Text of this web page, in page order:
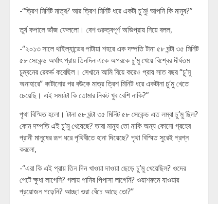
-“ত্রিশ মিনিট মাত্র? আর ত্রিশ মিনিট ধরে একটা চু’মু! আপনি কি মানুষ?”
তুর্য কপালে ভাঁজ ফেললো। বেশ গুরুত্বপূর্ণ অভিপ্রায় নিয়ে বলল,
-“২০১৩ সালে থাইল্যান্ডের পাটায়া শহরে এক দম্পতি টানা ৫৮ ঘন্টা ৩৫ মিনিট
৫৮ সেকেন্ড অর্থাৎ প্রায় তিনদিন একে অপরকে চু’মু খেয়ে বিশ্বের দীর্ঘতম
চুম্বনের রেকর্ড করেছিল। সেখানে আমি বিয়ে করেও প্রায় সাত বছর “চু’মু
অনাহারে” কাটানোর পর বউকে মাত্র ত্রিশ মিনিট ধরে একটানা চু’মু খেতে
চেয়েছি। এই সময়টা কি তোমার নিকট খুব বেশি নাকি?”
পৃথা বিস্মিত হলো। টানা ৫৮ ঘন্টা ৩৫ মিনিট ৫৮ সেকেন্ড এত লম্বা চু’মু ছিল?
কোন দম্পতি এই চু’মু খেয়েছে? তারা মানুষ তো নাকি অন্য কোনো গ্রহের
প্রানী মানুষের রূপ ধরে পৃথিবীতে হানা দিয়েছে? পৃথা বিস্মিত সুরেই প্রশ্ন
করলো,
-“এরা কি এই প্রায় তিন দিন খাওয়া দাওয়া ছেড়ে চু’মু খেয়েছিল? ওদের
পেটে ক্ষুধা লাগেনি? গলায় পানির পিপাসা লাগেনি? ওয়াশরুমে যাওয়ার
প্রয়োজন পড়েনি? আচ্ছা ওরা বেঁচে আছে তো?”